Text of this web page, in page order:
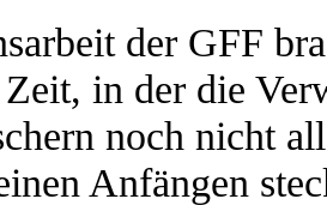
der GFF
in der die
noch nicht
Anfängen